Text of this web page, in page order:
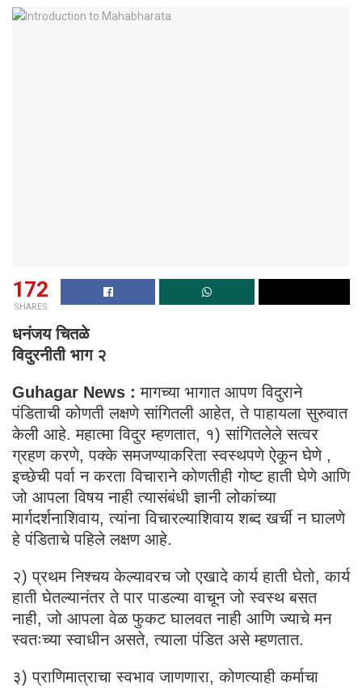
172
SHARES
धनंजय चितळे
विदुरनीती भाग २
Guhagar News : मागच्या भागात आपण विदुराने
पंडिताची कोणती लक्षणे सांगितली आहेत, ते पाहायला सुरुवात
केली आहे. महात्मा विदुर म्हणतात, १) सांगितलेले सत्वर
ग्रहण करणे, पक्के समजण्याकरिता स्वस्थपणे ऐकून घेणे ,
इच्छेची पर्वा न करता विचाराने कोणतीही गोष्ट हाती घेणे आणि
जो आपला विषय नाही त्यासंबंधी ज्ञानी लोकांच्या
मार्गदर्शनाशिवाय, त्यांना विचारल्याशिवाय शब्द खर्ची न घालणे
हे पंडिताचे पहिले लक्षण आहे.
२) प्रथम निश्चय केल्यावरच जो एखादे कार्य हाती घेतो, कार्य
हाती घेतल्यानंतर ते पार पाडल्या वाचून जो स्वस्थ बसत
नाही, जो आपला वेळ फुकट घालवत नाही आणि ज्याचे मन
स्वतःच्या स्वाधीन असते, त्याला पंडित असे म्हणतात.
३) प्राणिमात्राचा स्वभाव जाणणारा, कोणत्याही कर्माचा